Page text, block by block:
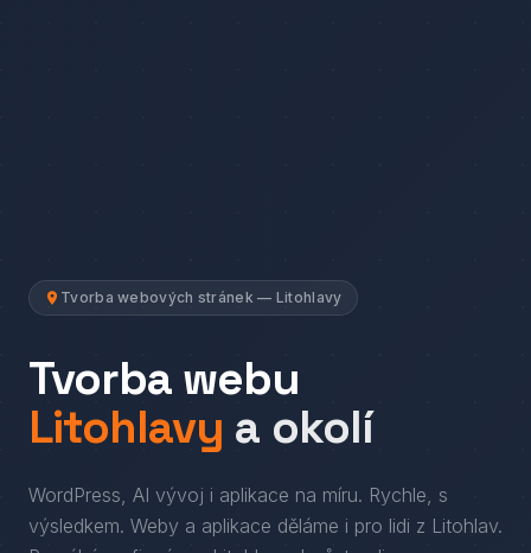
Tvorba webových stránek — Litohlavy
Tvorba webu
Litohlavy a okolí
WordPress, AI vývoj i aplikace na míru. Rychle, s
výsledkem. Weby a aplikace děláme i pro lidi z Litohlav.